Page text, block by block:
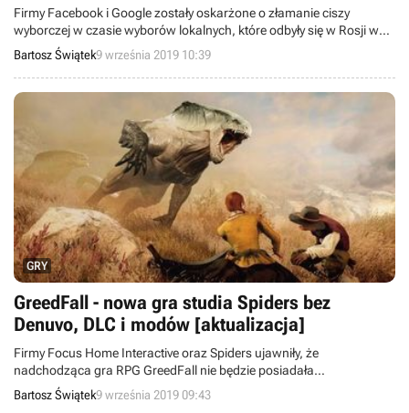
Firmy Facebook i Google zostały oskarżone o złamanie ciszy
wyborczej w czasie wyborów lokalnych, które odbyły się w Rosji w
minioną niedzielę. Koncerny miały wyświetlać reklamy i spoty
polityczne wbrew obowiązującemu prawu. Rosyjski organ
odpowiedzialny za nadzorowanie mediów nie poinformował, jakie
konsekwencje grożą gigantom.
Bartosz Świątek9 września 2019 10:39
GRY
GreedFall - nowa gra studia Spiders bez
Denuvo, DLC i modów [aktualizacja]
Firmy Focus Home Interactive oraz Spiders ujawniły, że
nadchodząca gra RPG GreedFall nie będzie posiadała
zabezpieczenia antypirackiego Denuvo. Nie należy się też
spodziewać DLC i wsparcia dla fanowskich modyfikacji.
Bartosz Świątek9 września 2019 09:43